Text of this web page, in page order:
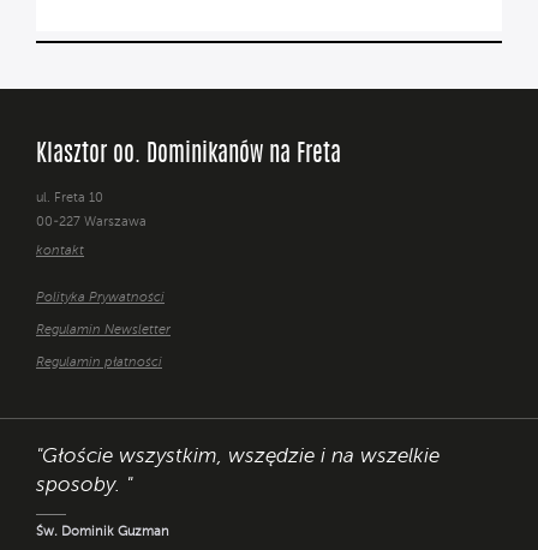
Klasztor oo. Dominikanów na Freta
ul. Freta 10
00-227 Warszawa
kontakt
Polityka Prywatności
Regulamin Newsletter
Regulamin płatności
"Głoście wszystkim, wszędzie i na wszelkie
sposoby. "
Św. Dominik Guzman